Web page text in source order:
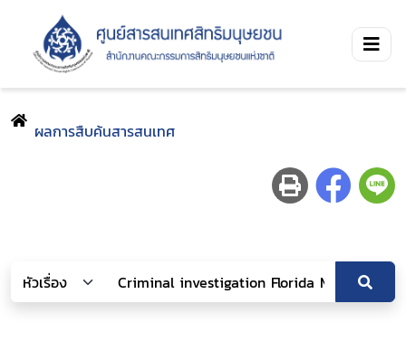
ผลการสืบค้นสารสนเทศ